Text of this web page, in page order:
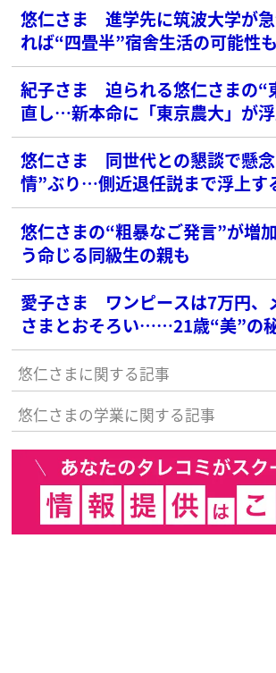
悠仁さま 進学先に筑波大学が
れば“四畳半”宿舎生活の可能性も
紀子さま 迫られる悠仁さまの“
直し…新本命に「東京農大」が
悠仁さま 同世代との懇談で懸
情”ぶり…側近退任説まで浮上す
混迷
悠仁さまの“粗暴なご発言”が増
う命じる同級生の親も
愛子さま ワンピースは7万円、
さまとおそろい……21歳“美”の
悠仁さまに関する記事
悠仁さまの学業に関する記事